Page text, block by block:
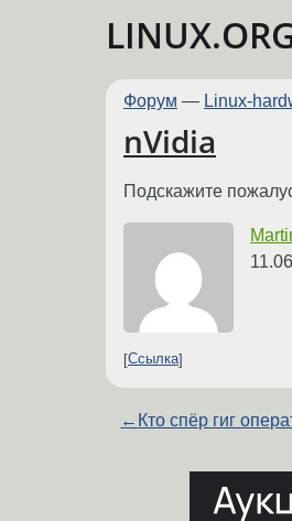
Форум — Linux-
nVidia
Подскажите
Ссылка
← Кто спёр гиг